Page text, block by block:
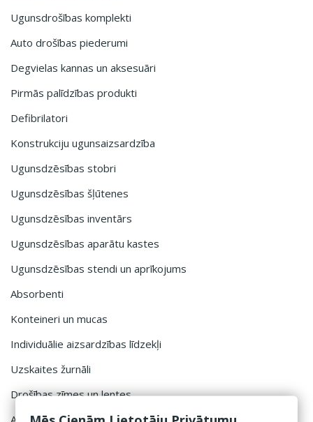
Ugunsdrošības komplekti
Auto drošības piederumi
Degvielas kannas un aksesuāri
Pirmās palīdzības produkti
Defibrilatori
Konstrukciju ugunsaizsardzība
Ugunsdzēsības stobri
Ugunsdzēsības šļūtenes
Ugunsdzēsības inventārs
Ugunsdzēsības aparātu kastes
Ugunsdzēsības stendi un aprīkojums
Absorbenti
Konteineri un mucas
Individuālie aizsardzības līdzekļi
Uzskaites žurnāli
Drošības zīmes un lentes
Atslēgu kastītes